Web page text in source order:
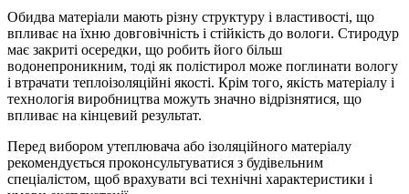
Обидва матеріали мають різну структуру і властивості, що
впливає на їхню довговічність і стійкість до вологи. Стиродур
має закриті осередки, що робить його більш
водонепроникним, тоді як полістирол може поглинати вологу
і втрачати теплоізоляційні якості. Крім того, якість матеріалу і
технологія виробництва можуть значно відрізнятися, що
впливає на кінцевий результат.
Перед вибором утеплювача або ізоляційного матеріалу
рекомендується проконсультуватися з будівельним
спеціалістом, щоб врахувати всі технічні характеристики і